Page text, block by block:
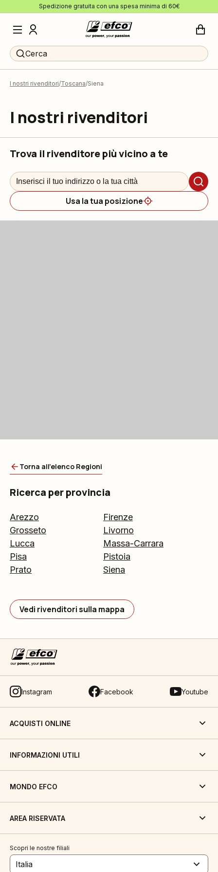
Spedizione gratuita con una spesa minima di 60€
Cerca
I nostri rivenditori Toscana Siena
I nostri rivenditori
Trova il rivenditore più vicino a te
Usa la tua posizione
Torna all'elenco Regioni
Ricerca per provincia
Arezzo
Firenze
Grosseto
Livorno
Lucca
Massa-Carrara
Pisa
Pistoia
Prato
Siena
Vedi rivenditori sulla mappa
Instagram Facebook Youtube
ACQUISTI ONLINE
INFORMAZIONI UTILI
MONDO EFCO
AREA RISERVATA
Scopri le nostre filiali
Italia